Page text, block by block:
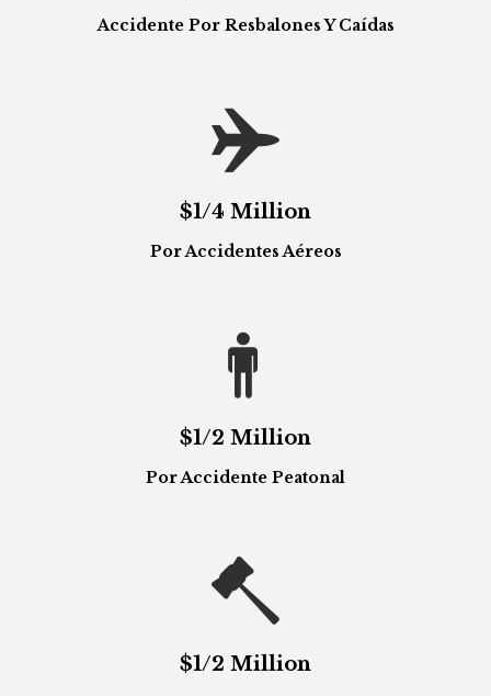
Accidente Por Resbalones Y Caídas

$1/4 Million
Por Accidentes Aéreos

$1/2 Million
Por Accidente Peatonal

$1/2 Million